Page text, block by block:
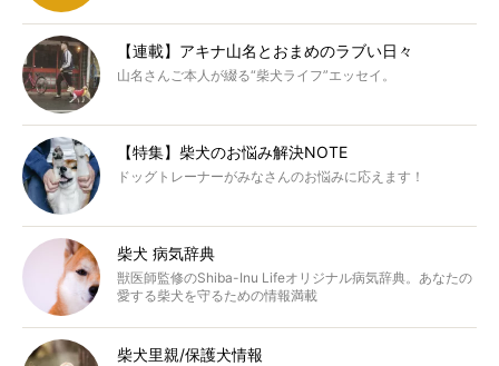
【連載】アキナ山名とおまめのラブい日々
山名さんご本人が綴る“柴犬ライフ”エッセイ。
【特集】柴犬のお悩み解決NOTE
ドッグトレーナーがみなさんのお悩みに応えます！
柴犬 病気辞典
獣医師監修のShiba-Inu Lifeオリジナル病気辞典。あなたの
愛する柴犬を守るための情報満載
柴犬里親/保護犬情報